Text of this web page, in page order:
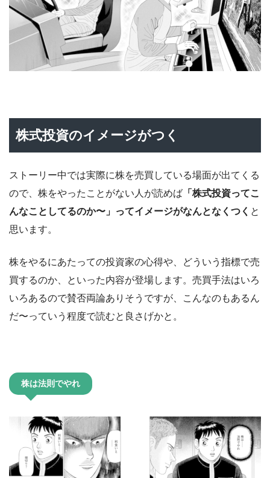
株式投資のイメージがつく
ストーリー中では実際に株を売買している場面が出てくる
ので、株をやったことがない人が読めば 「株式投資ってこ
んなことしてるのか〜」ってイメージがなんとなくつく と
思います。
株をやるにあたっての投資家の心得や、どういう指標で売
買するのか、といった内容が登場します。売買手法はいろ
いろあるので賛否両論ありそうですが、こんなのもあるん
だ〜っていう程度で読むと良さげかと。
株は法則でやれ